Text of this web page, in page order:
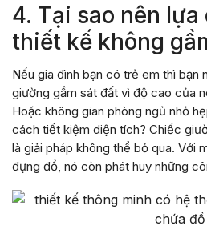
4. Tại sao nên
thiết kế không
Nếu gia đình bạn có trẻ em thì bạn
giường gầm sát đất vì độ cao của
Hoặc không gian phòng ngủ nhỏ
cách tiết kiệm diện tích? Chiếc
là giải pháp không thể bỏ qua. Với
đựng đồ, nó còn phát huy những